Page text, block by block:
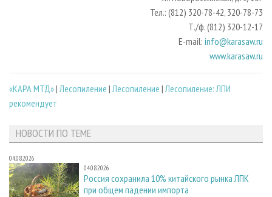
Тел.: (812) 320-78-42, 320-78-73
Т./ф. (812) 320-12-17
E-mail: info@karasaw.ru
www.karasaw.ru
«КАРА МТД»| Лесопиление | Лесопиление | Лесопиление: ЛПИ
рекомендует
НОВОСТИ ПО ТЕМЕ
04.08.2026
04.08.2026
Россия сохранила 10% китайского рынка ЛПК
при общем падении импорта